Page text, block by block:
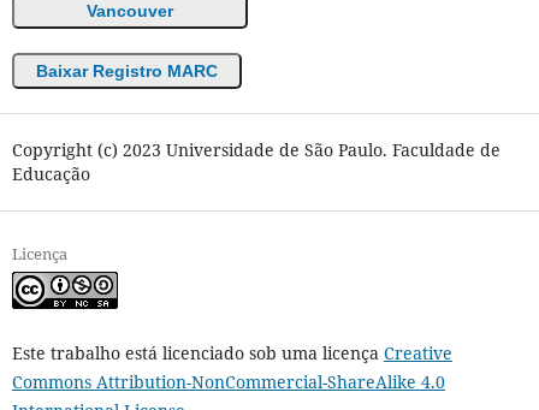
Vancouver
Baixar Registro MARC
Copyright (c) 2023 Universidade de São Paulo. Faculdade de
Educação
Licença
Este trabalho está licenciado sob uma licença Creative
Commons Attribution-NonCommercial-ShareAlike 4.0